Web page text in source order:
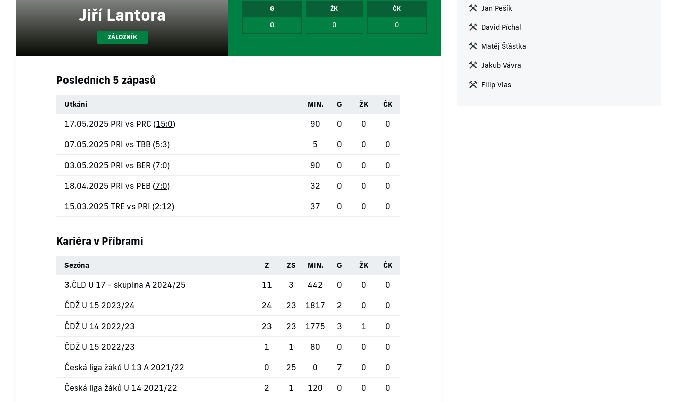
Jiří Lantora
ZÁLOŽNÍK
G
0
ŽK
0
ČK
0
Posledních 5 zápasů
Utkání MIN. G ŽK ČK
17.05.2025 PRI vs PRC (15:0) 90 0 0 0
07.05.2025 PRI vs TBB (5:3) 5 0 0 0
03.05.2025 PRI vs BER (7:0) 90 0 0 0
18.04.2025 PRI vs PEB (7:0) 32 0 0 0
15.03.2025 TRE vs PRI (2:12) 37 0 0 0
Kariéra v Příbrami
Sezóna Z ZS MIN. G ŽK ČK
3.ČLD U 17 - skupina A 2024/25 11 3 442 0 0 0
ČDŽ U 15 2023/24 24 23 1817 2 0 0
ČDŽ U 14 2022/23 23 23 1775 3 1 0
ČDŽ U 15 2022/23 1 1 80 0 0 0
Česká liga žáků U 13 A 2021/22 0 25 0 7 0 0
Česká liga žáků U 14 2021/22 2 1 120 0 0 0
Jan Pešík
David Píchal
Matěj Šťástka
Jakub Vávra
Filip Vlas